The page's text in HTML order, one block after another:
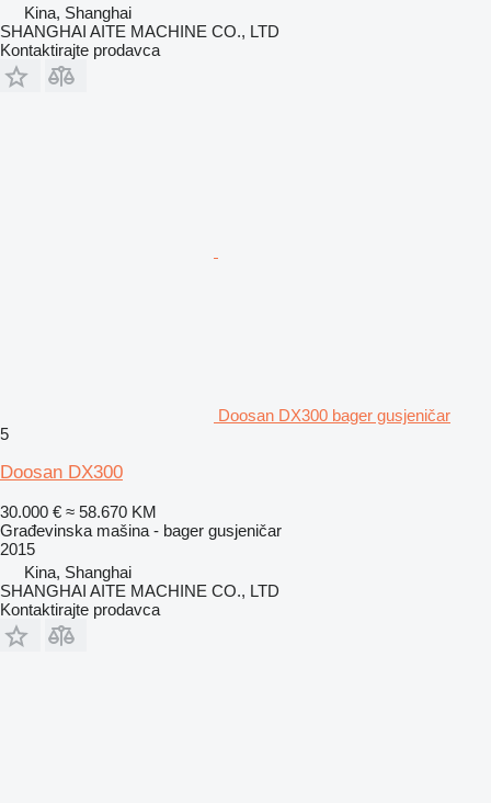
Kina, Shanghai
SHANGHAI AITE MACHINE CO., LTD
Kontaktirajte prodavca
Doosan DX300 bager gusjeničar
5
Doosan DX300
30.000 € ≈ 58.670 KM
Građevinska mašina - bager gusjeničar
2015
Kina, Shanghai
SHANGHAI AITE MACHINE CO., LTD
Kontaktirajte prodavca